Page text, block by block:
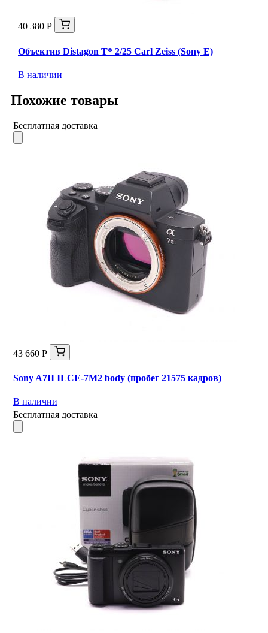
40 380 Р
Объектив Distagon T* 2/25 Carl Zeiss (Sony E)
В наличии
Похожие товары
Бесплатная доставка
43 660 Р
Sony A7II ILCE-7M2 body (пробег 21575 кадров)
В наличии
Бесплатная доставка